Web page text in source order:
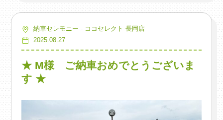
納車セレモニー - ココセレクト 長岡店
2025.08.27
★ M様 ご納車おめでとうございま
す ★